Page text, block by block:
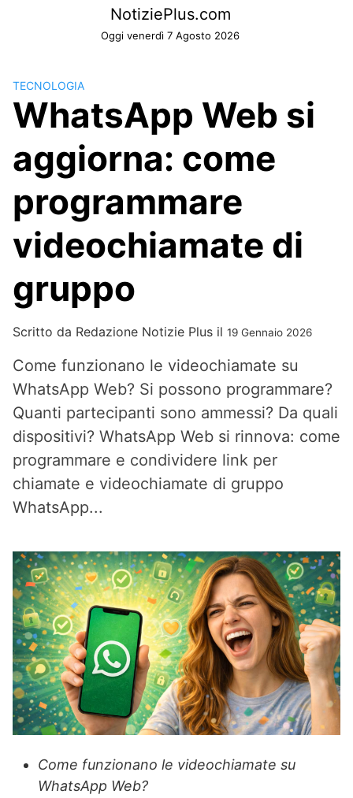
NotiziePlus.com
Oggi venerdì 7 Agosto 2026
TECNOLOGIA
WhatsApp Web si
aggiorna: come
programmare
videochiamate di
gruppo
Scritto da Redazione Notizie Plus il 19 Gennaio 2026
Come funzionano le videochiamate su
WhatsApp Web? Si possono programmare?
Quanti partecipanti sono ammessi? Da quali
dispositivi? WhatsApp Web si rinnova: come
programmare e condividere link per
chiamate e videochiamate di gruppo
WhatsApp...
Come funzionano le videochiamate su
WhatsApp Web?